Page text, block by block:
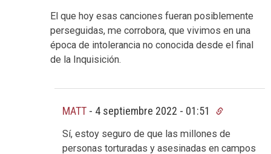
El que hoy esas canciones fueran posiblemente
perseguidas, me corrobora, que vivimos en una
época de intolerancia no conocida desde el final
de la Inquisición.
MATT - 4 septiembre 2022 - 01:51
Sí, estoy seguro de que las millones de
personas torturadas y asesinadas en campos